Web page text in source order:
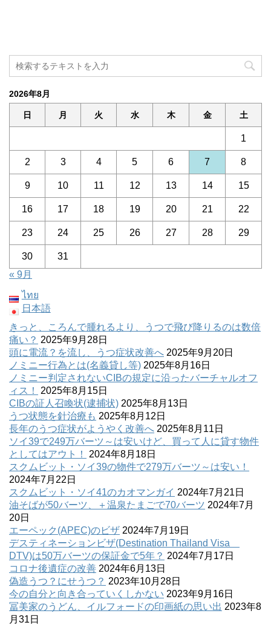
2026年8月
日 月 火 水 木 金 土
1
2 3 4 5 6 7 8
9 10 11 12 13 14 15
16 17 18 19 20 21 22
23 24 25 26 27 28 29
30
31
« 9月
ไทย
日本語
きっと、ころんで腫れるより、うつで飛び降りるのは数倍
痛い？ 2025年9月28日
頭に電流？を流し、うつ症状改善へ 2025年9月20日
ノミニー行為とは(名義貸し等) 2025年8月16日
ノミニー判定されないCIBの規定に沿ったバーチャルオフ
ィス！
2025年8月15日
CIBの証人召喚状(逮捕状) 2025年8月13日
うつ状態を針治療も 2025年8月12日
長年のうつ症状がようやく改善へ 2025年8月11日
ソイ39で249万バーツ～は安いけど、買って人に貸す物件
としてはアウト！
2024年8月18日
スクムビット・ソイ39の物件で279万バーツ～は安い！
2024年7月22日
スクムビット・ソイ41のカオマンガイ 2024年7月21日
油そばが50バーツ、＋温泉たまごで70バーツ 2024年7月
20日
エーペック(APEC)のビザ 2024年7月19日
デスティネーションビザ(Destination Thailand Visa
DTV)は50万バーツの保証金で5年？ 2024年7月17日
コロナ後遺症の改善 2024年6月13日
偽造うつ？にせうつ？ 2023年10月28日
今の自分と向き合っていくしかない 2023年9月16日
冨美家のうどん、イルフォードの印画紙の思い出 2023年8
月31日